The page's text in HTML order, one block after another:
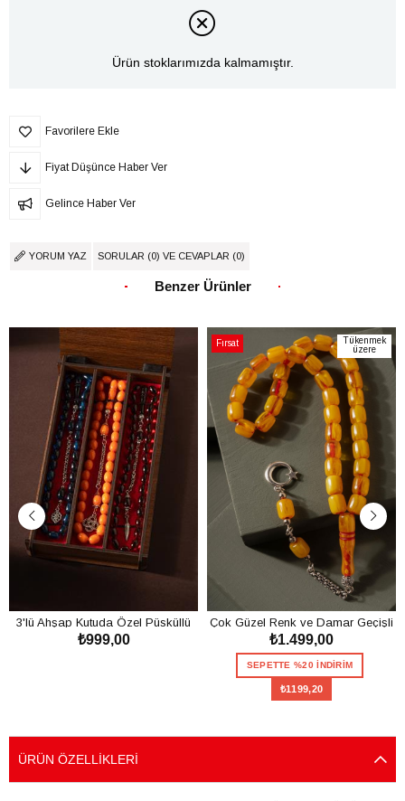
Ürün stoklarımızda kalmamıştır.
Favorilere Ekle
Fiyat Düşünce Haber Ver
Gelince Haber Ver
YORUM YAZ SORULAR (0) VE CEVAPLAR (0)
Benzer Ürünler
3'lü Ahşap Kutuda Özel Püsküllü
Toz Kehribar Tesbih Seti
₺999,00
Fırsat
Ürünü
Tükenmek
üzere
Çok Güzel Renk ve Damar Geçişli
Toz Kehribar Tesbih
₺1.499,00
SEPETTE %20 İNDİRİM
₺1199,20
ÜRÜN ÖZELLIKLERI